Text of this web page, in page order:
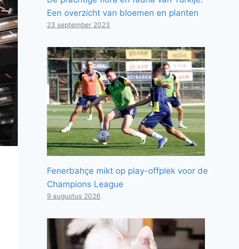
Een overzicht van bloemen en planten
23 september 2023
Fenerbahçe mikt op play-offplek voor de
Champions League
9 augustus 2026